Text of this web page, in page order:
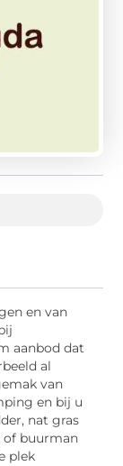
en van
aanbod dat
al
van
en bij u
nat gras
of buurman
plek